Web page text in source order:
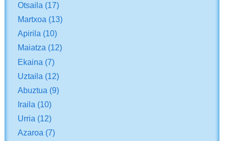
Otsaila (17)
Martxoa (13)
Apirila (10)
Maiatza (12)
Ekaina (7)
Uztaila (12)
Abuztua (9)
Iraila (10)
Urria (12)
Azaroa (7)